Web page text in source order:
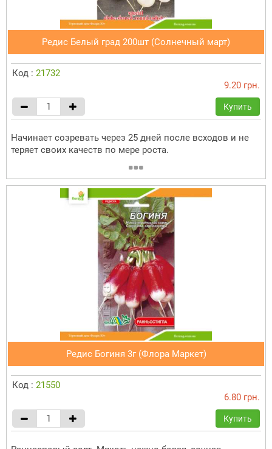
Редис Белый град 200шт (Солнечный март)
Код : 21732
9.20 грн.
Купить
Начинает созревать через 25 дней после всходов и не
теряет своих качеств по мере роста.
Редис Богиня 3г (Флора Маркет)
Код : 21550
6.80 грн.
Купить